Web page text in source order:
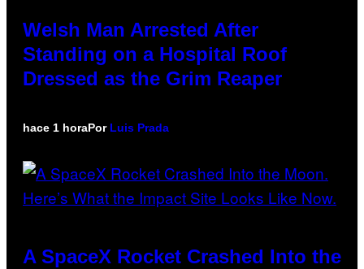
Welsh Man Arrested After
Standing on a Hospital Roof
Dressed as the Grim Reaper
hace 1 horaPor Luis Prada
A SpaceX Rocket Crashed Into the